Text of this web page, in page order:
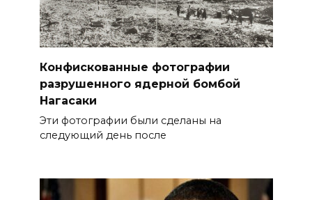
Конфискованные фотографии
разрушенного ядерной бомбой
Нагасаки
Эти фотографии были сделаны на
следующий день после